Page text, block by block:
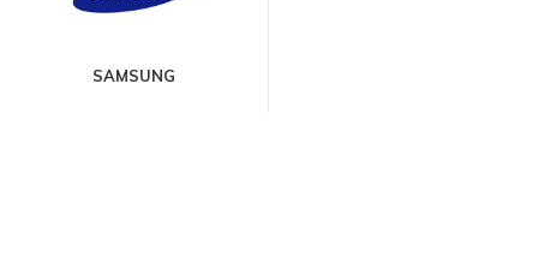
SAMSUNG